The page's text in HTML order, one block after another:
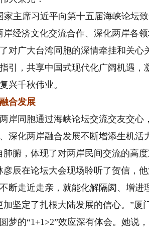
席习近平向第十五届海峡论坛
经济文化交流合作、深化两岸各
对广大台湾同胞的深情牵挂和关
引，共享中国式现代化广阔机遇
兴千秋伟业。
合发展
同胞通过海峡论坛交流交友交心
深化两岸融合发展不断增添生机活
，体现了对两岸民间交流的高度
辰在论坛大会现场聆听了贺信，
断走近走亲，就能化解隔阂、增进
定了扎根大陆发展的信心。”厦
梦的“1+1>2”效应深有体会。她说